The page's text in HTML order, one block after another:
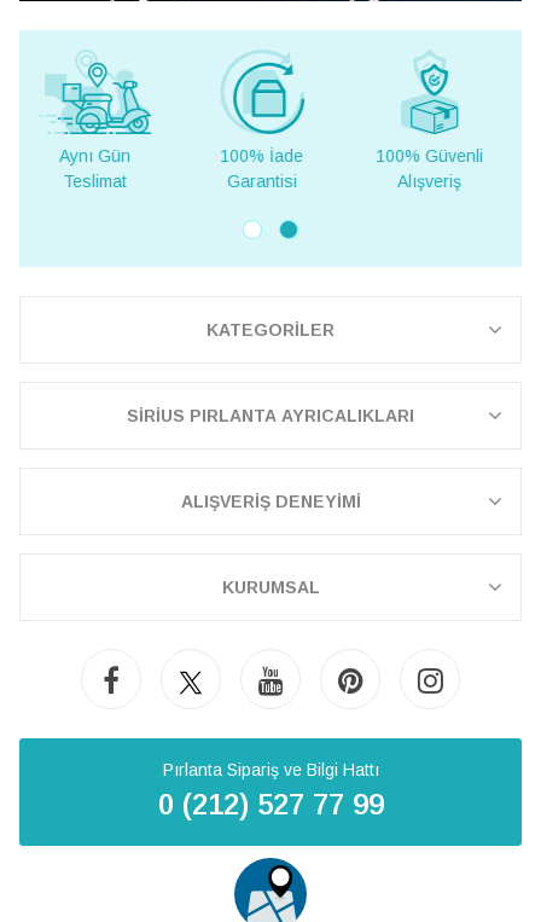
100% İade
Garantisi
100% Güvenli
Alışveriş
Yurt Dışına
Teslimat
KATEGORİLER
SİRİUS PIRLANTA AYRICALIKLARI
ALIŞVERİŞ DENEYİMİ
KURUMSAL
Pırlanta Sipariş ve Bilgi Hattı
0 (212) 527 77 99